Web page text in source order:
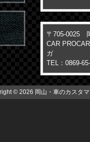
〒705-0025
CAR
ガ
TEL：0869-
© 2026 岡山・車のカスタ